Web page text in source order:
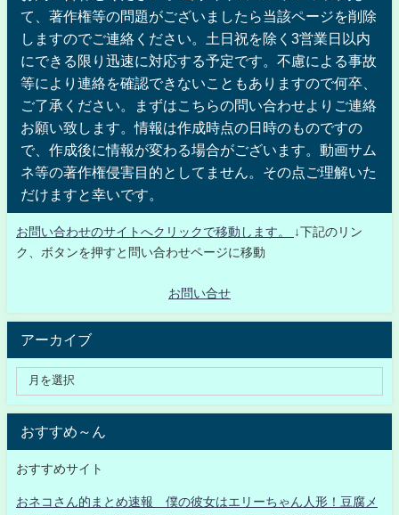
て、著作権等の問題がございましたら当該ページを削除
しますのでご連絡ください。土日祝を除く3営業日以内
にできる限り迅速に対応する予定です。不慮による事故
等により連絡を確認できないこともありますので何卒、
ご了承ください。まずはこちらの問い合わせよりご連絡
お願い致します。情報は作成時点の日時のものですの
で、作成後に情報が変わる場合がございます。動画サム
ネ等の著作権侵害目的としてません。その点ご理解いた
だけますと幸いです。
お問い合わせのサイトへクリックで移動します。
↓下記のリン
ク、ボタンを押すと問い合わせページに移動
お問い合せ
アーカイブ
おすすめ～ん
おすすめサイト
おネコさん的まとめ速報 僕の彼女はエリーちゃん人形！豆腐メ